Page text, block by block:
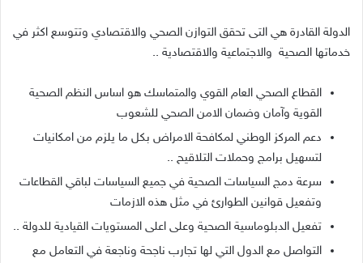
الدولة القادرة هي التى تحقق التوازن الصحي والاقتصادي وتتوسع اكثر في
خدماتها الصحية والاجتماعية والاقتصادية ..
القطاع الصحي العام القوي والمتماسك هو اساس النظم الصحية
القوية وآمان وضمان الامن الصحي للشعوب
دعم المركز الوطني لمكافحة الامراض بكل ما يلزم من امكانيات
لتسهيل برامج وحملات التلاقيح ..
سرعة دمج السياسات الصحية في جميع السياسات لباقي القطاعات
وتفعيل قوانين الطوارئ في مثل هذه الازمات
تفعيل الدبلوماسية الصحية وعلى اعلى المستويات القيادية للدولة ..
التواصل مع الدول التي لها تجارب ناجحة وناجعة في التعامل مع